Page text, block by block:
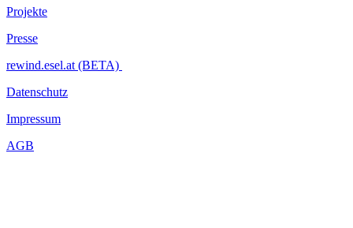
Projekte
Presse
rewind.esel.at (BETA)
Datenschutz
Impressum
AGB